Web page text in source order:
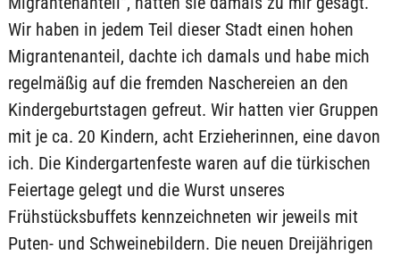
Wir haben in jedem Teil dieser Stadt einen hohen
Migrantenanteil, dachte ich damals und habe mich
regelmäßig auf die fremden Naschereien an den
Kindergeburtstagen gefreut. Wir hatten vier Gruppen
mit je ca. 20 Kindern, acht Erzieherinnen, eine davon
ich. Die Kindergartenfeste waren auf die türkischen
Feiertage gelegt und die Wurst unseres
Frühstücksbuffets kennzeichneten wir jeweils mit
Puten- und Schweinebildern. Die neuen Dreijährigen